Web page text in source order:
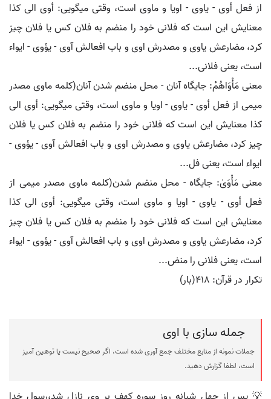
از فعل أوی - یاوی - اویا و ماوی است، وقتی میگویی: أوی الی کذا
معنایش این است که فلانی خود را منضم به فلان کس یا فلان چیز
کرد، مضارعش یاوی و مصدرش اوی و باب افعالش آوی - یؤوی - ایواء
است، یعنی فلانی...
معنی مَأْوَاهُمْ: جایگاه آنان - محل منضم شدن آنان(کلمه ماوی مصدر
میمی از فعل أوی - یاوی - اویا و ماوی است، وقتی میگویی: أوی الی
کذا معنایش این است که فلانی خود را منضم به فلان کس یا فلان
چیز کرد، مضارعش یاوی و مصدرش اوی و باب افعالش آوی - یؤوی -
ایواء است، یعنی فل...
معنی مَأْوَیٰ: جایگاه - محل منضم شدن(کلمه ماوی مصدر میمی از
فعل أوی - یاوی - اویا و ماوی است، وقتی میگویی: أوی الی کذا
معنایش این است که فلانی خود را منضم به فلان کس یا فلان چیز
کرد، مضارعش یاوی و مصدرش اوی و باب افعالش آوی - یؤوی - ایواء
است، یعنی فلانی را منض...
تکرار در قرآن: ۴۱۸(بار)
جمله سازی با اوى
جملات نمونه از منابع مختلف جمع آوری شده است، اگر صحیح نیست یا توهین آمیز
است، لطفا گزارش دهید.